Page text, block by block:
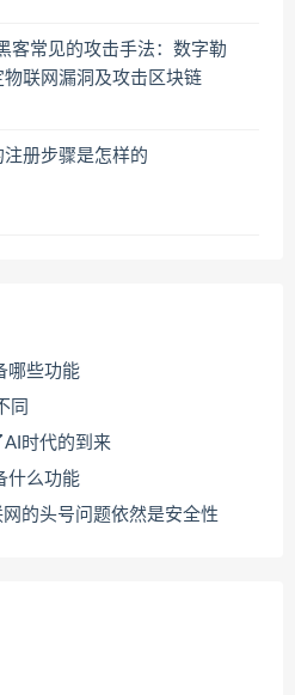
客常见的攻击手法：数字勒
物联网漏洞及攻击区块链
注册步骤是怎样的
哪些功能
同
AI时代的到来
什么功能
的头号问题依然是安全性